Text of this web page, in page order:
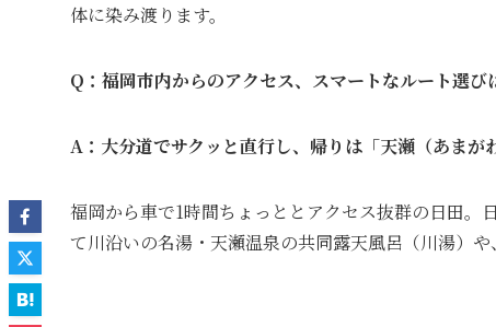
体に染み渡ります。
Q：福岡市内からのアクセス、スマートなルート選び
A：大分道でサクッと直行し、帰りは「天瀬（あまが
福岡から車で1時間ちょっととアクセス抜群の日田
て川沿いの名湯・天瀬温泉の共同露天風呂（川湯）